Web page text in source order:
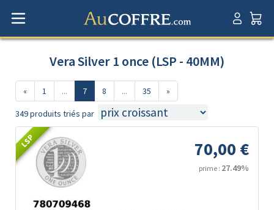
Vera Silver 1 once (LSP - 40MM)
« 1 ... 7 8 ... 35 »
349 produits triés par
LSP 70,00 €
prime : 27.49%